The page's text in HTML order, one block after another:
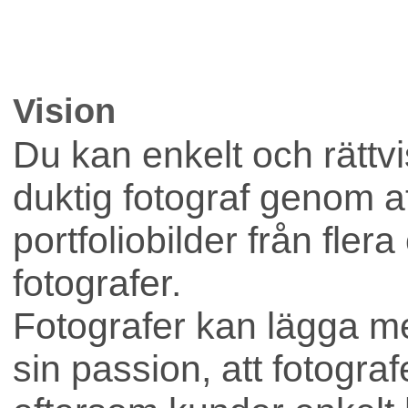
Företag
Vision
Du kan enkelt och
duktig fotograf genom
portfoliobilder från flera
fotografer.
Fotografer kan lägga
sin passion, att